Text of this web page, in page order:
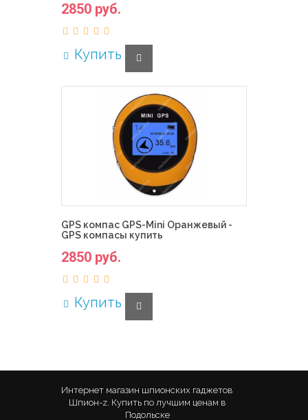
2850 руб.
Купить
GPS компас GPS-Mini Оранжевый -
GPS компасы купить
2850 руб.
Купить
Интернет магазин шпионских гаджетов
Шпион-z. Купить по лучшим ценам в
Подольске